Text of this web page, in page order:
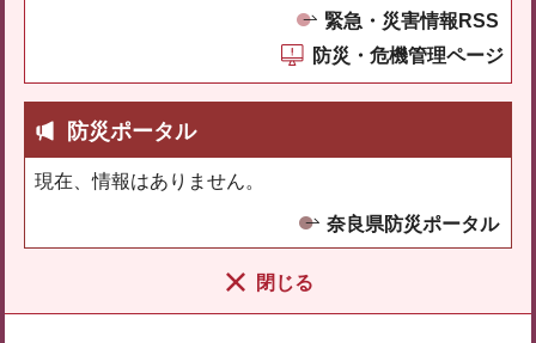
緊急・災害情報RSS
防災・危機管理ページ
防災ポータル
現在、情報はありません。
奈良県防災ポータル
閉じる